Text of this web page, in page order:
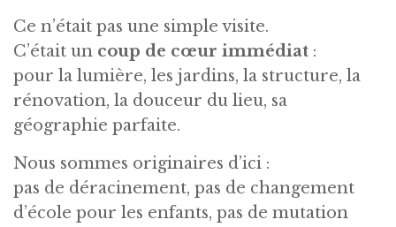
Ce n’était pas une simple visite.
C’était un coup de cœur immédiat :
pour la lumière, les jardins, la structure, la
rénovation, la douceur du lieu, sa
géographie parfaite.
Nous sommes originaires d’ici :
pas de déracinement, pas de changement
d’école pour les enfants, pas de mutation